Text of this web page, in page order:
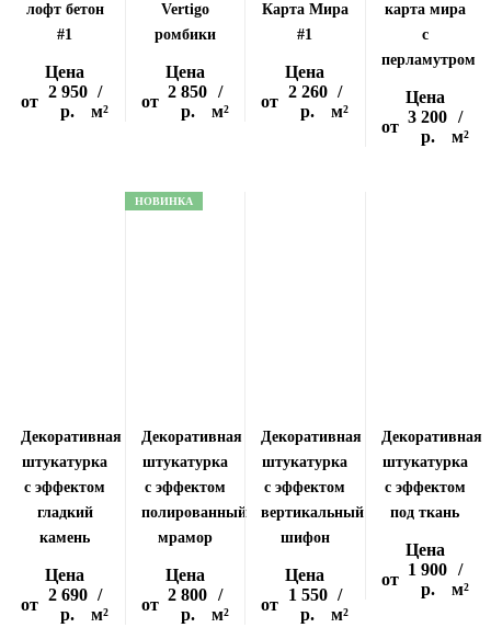
лофт бетон
#1
Цена
от
2 950
р.
/
м²
Vertigo
ромбики
Цена
от
2 850
р.
/
м²
Карта Мира
#1
Цена
от
2 260
р.
/
м²
карта мира
с
перламутром
Цена
от
3 200
р.
/
м²
Декоративная
штукатурка
с эффектом
гладкий
камень
Цена
от
2 690
р.
/
м²
НОВИНКА
Декоративная
штукатурка
с эффектом
полированный
мрамор
Цена
от
2 800
р.
/
м²
Декоративная
штукатурка
с эффектом
вертикальный
шифон
Цена
от
1 550
р.
/
м²
Декоративная
штукатурка
с эффектом
под ткань
Цена
от
1 900
р.
/
м²